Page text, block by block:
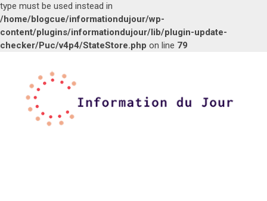
type must be used instead in
/home/blogcue/informationdujour/wp-
content/plugins/informationdujour/lib/plugin-update-
checker/Puc/v4p4/StateStore.php on line 79